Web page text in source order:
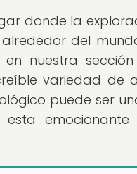
donde la
del
nuestra sección
variedad de
puede ser